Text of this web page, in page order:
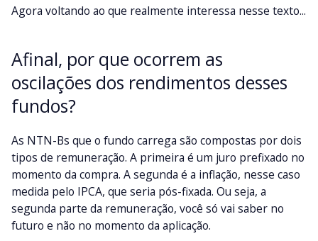
Agora voltando ao que realmente interessa nesse texto...
Afinal, por que ocorrem as
oscilações dos rendimentos desses
fundos?
As NTN-Bs que o fundo carrega são compostas por dois
tipos de remuneração. A primeira é um juro prefixado no
momento da compra. A segunda é a inflação, nesse caso
medida pelo IPCA, que seria pós-fixada. Ou seja, a
segunda parte da remuneração, você só vai saber no
futuro e não no momento da aplicação.